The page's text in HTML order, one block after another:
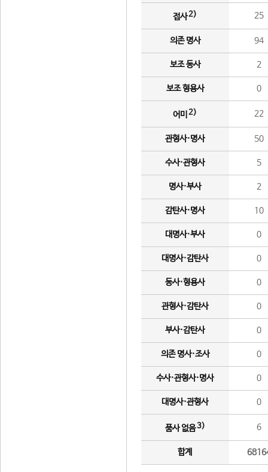
접사2) 25
의존 명사 94
보조 동사 2
보조 형용사 0
어미 2) 22
관형사·명사 50
수사·관형사 5
명사·부사 2
감탄사·명사 10
대명사·부사 0
대명사·감탄사 0
동사·형용사 0
관형사·감탄사 0
부사·감탄사 0
의존 명사·조사 0
수사·관형사·명사 0
대명사·관형사 0
품사 없음3) 6
합계